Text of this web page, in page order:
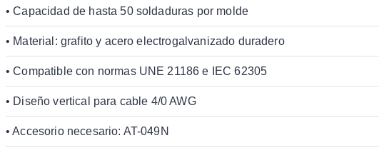
• Capacidad de hasta 50 soldaduras por molde
• Material: grafito y acero electrogalvanizado duradero
• Compatible con normas UNE 21186 e IEC 62305
• Diseño vertical para cable 4/0 AWG
• Accesorio necesario: AT-049N